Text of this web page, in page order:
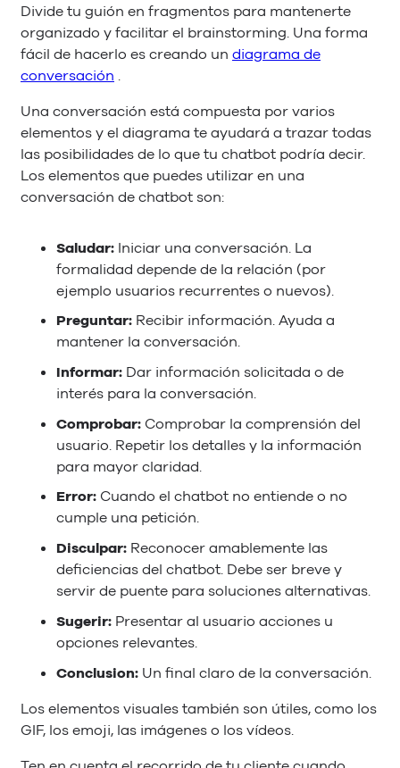
Divide tu guión en fragmentos para mantenerte
organizado y facilitar el brainstorming. Una forma
fácil de hacerlo es creando un diagrama de
conversación .
Una conversación está compuesta por varios
elementos y el diagrama te ayudará a trazar todas
las posibilidades de lo que tu chatbot podría decir.
Los elementos que puedes utilizar en una
conversación de chatbot son:
Saludar: Iniciar una conversación. La
formalidad depende de la relación (por
ejemplo usuarios recurrentes o nuevos).
Preguntar: Recibir información. Ayuda a
mantener la conversación.
Informar: Dar información solicitada o de
interés para la conversación.
Comprobar: Comprobar la comprensión del
usuario. Repetir los detalles y la información
para mayor claridad.
Error: Cuando el chatbot no entiende o no
cumple una petición.
Disculpar: Reconocer amablemente las
deficiencias del chatbot. Debe ser breve y
servir de puente para soluciones alternativas.
Sugerir: Presentar al usuario acciones u
opciones relevantes.
Conclusion: Un final claro de la conversación.
Los elementos visuales también son útiles, como los
GIF, los emoji, las imágenes o los vídeos.